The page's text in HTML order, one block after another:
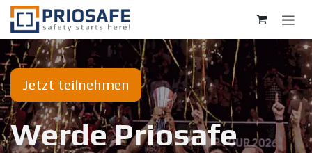
Zum Inhalt springen
Jetzt teilnehmen
Werde Priosafe